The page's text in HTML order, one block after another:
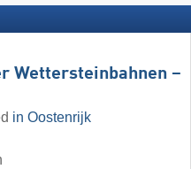
Wettersteinbahnen –
in Oostenrijk